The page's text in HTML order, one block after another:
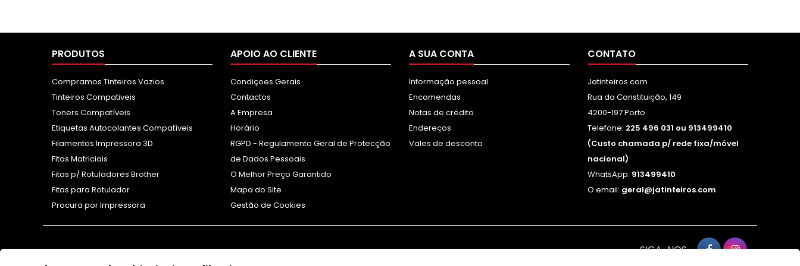
PRODUTOS
Compramos Tinteiros Vazios
Tinteiros Compativeis
Toners Compatíveis
Etiquetas Autocolantes Compatíveis
Filamentos Impressora 3D
Fitas Matriciais
Fitas p/ Rotuladores Brother
Fitas para Rotulador
Procura por Impressora
APOIO AO CLIENTE
Condiçoes Gerais
Contactos
A Empresa
Horário
RGPD - Regulamento Geral de Protecção
de Dados Pessoais
O Melhor Preço Garantido
Mapa do Site
Gestão de Cookies
A SUA CONTA
Informação pessoal
Encomendas
Notas de crédito
Endereços
Vales de desconto
CONTATO
Jatinteiros.com
Rua da Constituição, 149
4200-197 Porto
Telefone: 225 496 031 ou 913499410
(Custo chamada p/ rede fixa/móvel
nacional)
WhatsApp: 913499410
O email: geral@jatinteiros.com
SIGA-NOS